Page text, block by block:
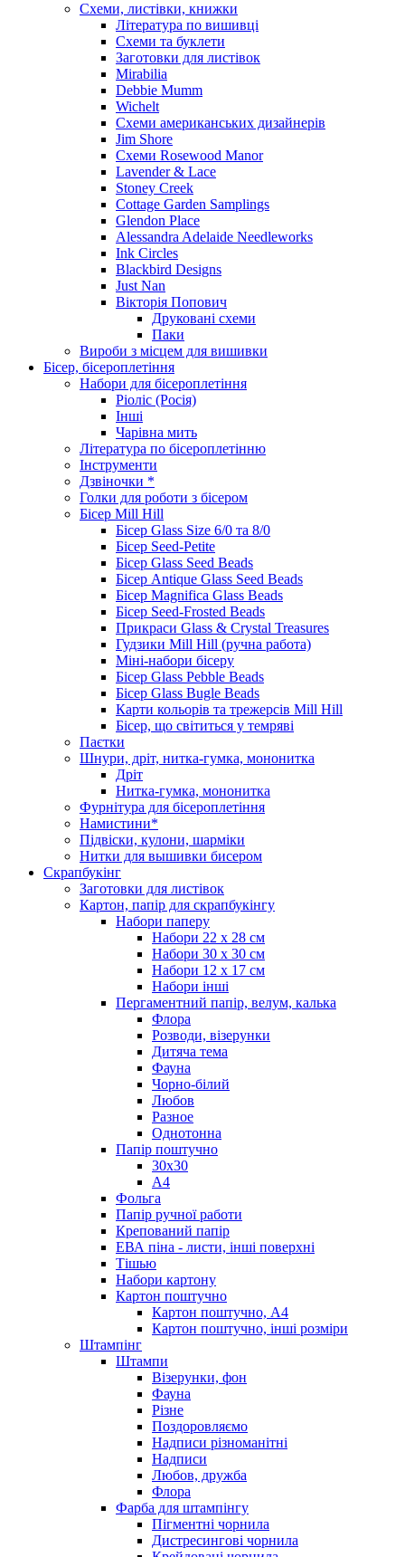
Схеми, листівки, книжки
Література по вишивці
Схеми та буклети
Заготовки для листівок
Mirabilia
Debbie Mumm
Wichelt
Схеми американських дизайнерів
Jim Shore
Cхеми Rosewood Manor
Lavender & Lace
Stoney Creek
Cottage Garden Samplings
Glendon Place
Alessandra Adelaide Needleworks
Ink Circles
Blackbird Designs
Just Nan
Вікторія Попович
Друковані схеми
Паки
Вироби з місцем для вишивки
Бісер, бісероплетіння
Набори для бісероплетіння
Ріоліс (Росія)
Інші
Чарівна мить
Література по бісероплетінню
Інструменти
Дзвіночки *
Голки для роботи з бісером
Бісер Mill Hill
Бісер Glass Size 6/0 та 8/0
Бісер Seed-Petite
Бісер Glass Seed Beads
Бісер Antique Glass Seed Beads
Бісер Magnifica Glass Beads
Бісер Seed-Frosted Beads
Прикраси Glass & Crystal Treasures
Гудзики Mill Hill (ручна работа)
Міні-набори бісеру
Бісер Glass Pebble Beads
Бісер Glass Bugle Beads
Карти кольорів та трежерсів Mill Hill
Бісер, що світиться у темряві
Паєтки
Шнури, дріт, нитка-гумка, мононитка
Дріт
Нитка-гумка, мононитка
Фурнітура для бісероплетіння
Намистини*
Підвіски, кулони, шарміки
Нитки для вышивки бисером
Скрапбукінг
Заготовки для листівок
Картон, папір для скрапбукінгу
Набори паперу
Набори 22 х 28 см
Набори 30 х 30 см
Набори 12 х 17 см
Набори інші
Пергаментний папір, велум, калька
Флора
Розводи, візерунки
Дитяча тема
Фауна
Чорно-білий
Любов
Разное
Однотонна
Папір поштучно
30х30
А4
Фольга
Папір ручної работи
Крепований папір
ЕВА піна - листи, інші поверхні
Тішью
Набори картону
Картон поштучно
Картон поштучно, А4
Картон поштучно, інші розміри
Штампінг
Штампи
Візерунки, фон
Фауна
Різне
Поздоровляємо
Надписи різноманітні
Надписи
Любов, дружба
Флора
Фарба для штампінгу
Пігментні чорнила
Дистресингові чорнила